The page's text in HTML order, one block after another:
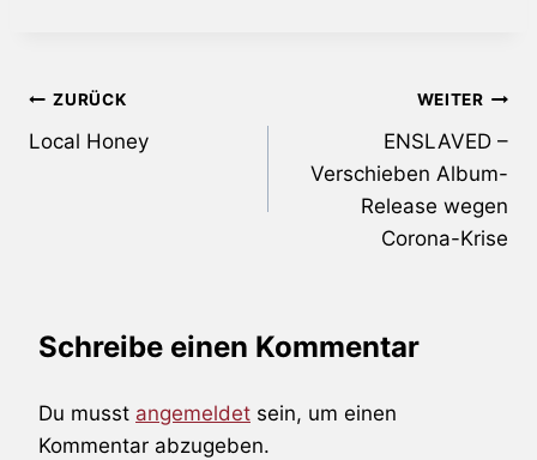
Beitragsnavigation
ZURÜCK
Local Honey
WEITER
ENSLAVED –
Verschieben Album-
Release wegen
Corona-Krise
Schreibe einen Kommentar
Du musst angemeldet sein, um einen
Kommentar abzugeben.